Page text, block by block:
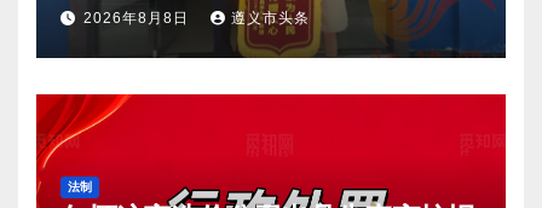
2026年8月8日 遵义市头条
法制